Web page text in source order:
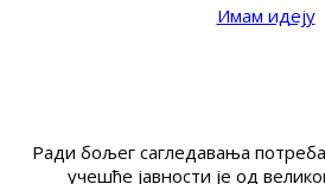
Имам идеју
Ради бољег сагледавања
учешће јавности је од